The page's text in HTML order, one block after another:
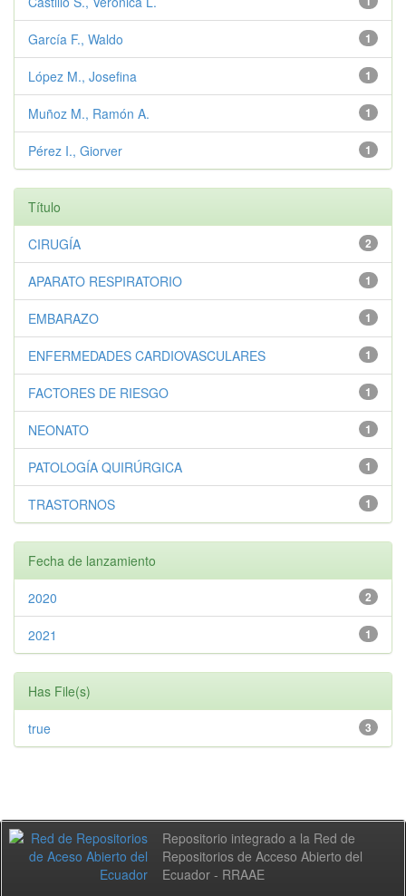
1
García F., Waldo
1
López M., Josefina
1
Muñoz M., Ramón A.
1
Pérez I., Giorver
Título
2
CIRUGÍA
1
APARATO RESPIRATORIO
1
EMBARAZO
1
ENFERMEDADES CARDIOVASCULARES
1
FACTORES DE RIESGO
1
NEONATO
1
PATOLOGÍA QUIRÚRGICA
1
TRASTORNOS
Fecha de lanzamiento
2
2020
1
2021
Has File(s)
3
true
Repositorio integrado a la Red de
Repositorios de Acceso Abierto del
Ecuador - RRAAE